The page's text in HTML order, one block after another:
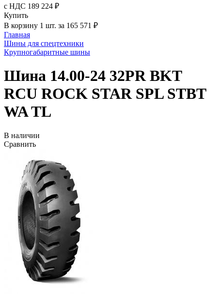
с НДС 189 224 ₽
Купить
В корзину 1 шт. за 165 571 ₽
Главная
Шины для спецтехники
Крупногабаритные шины
Шина 14.00-24 32PR BKT
RCU ROCK STAR SPL STBT
WA TL
В наличии
Сравнить